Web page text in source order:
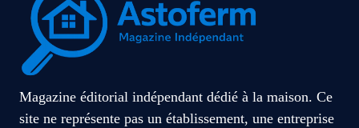
Magazine éditorial indépendant dédié à la maison. Ce
site ne représente pas un établissement, une entreprise